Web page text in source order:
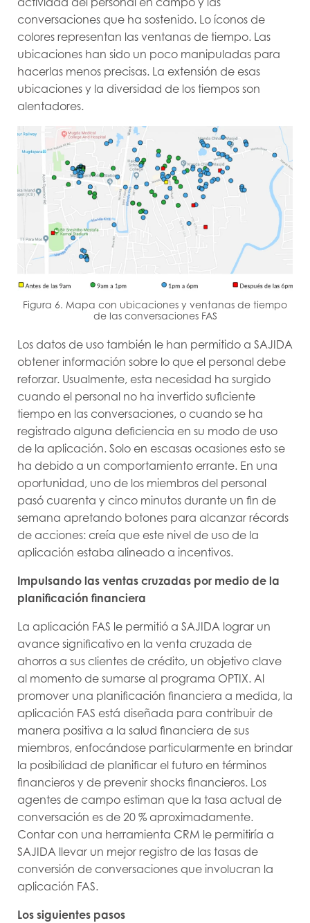
conversaciones que ha sostenido. Lo íconos de
colores representan las ventanas de tiempo. Las
ubicaciones han sido un poco manipuladas para
hacerlas menos precisas. La extensión de esas
ubicaciones y la diversidad de los tiempos son
alentadores.
Figura 6. Mapa con ubicaciones y ventanas de tiempo
de las conversaciones FAS
Los datos de uso también le han permitido a SAJIDA
obtener información sobre lo que el personal debe
reforzar. Usualmente, esta necesidad ha surgido
cuando el personal no ha invertido suficiente
tiempo en las conversaciones, o cuando se ha
registrado alguna deficiencia en su modo de uso
de la aplicación. Solo en escasas ocasiones esto se
ha debido a un comportamiento errante. En una
oportunidad, uno de los miembros del personal
pasó cuarenta y cinco minutos durante un fin de
semana apretando botones para alcanzar récords
de acciones: creía que este nivel de uso de la
aplicación estaba alineado a incentivos.
Impulsando las ventas cruzadas por medio de la
planificación financiera
La aplicación FAS le permitió a SAJIDA lograr un
avance significativo en la venta cruzada de
ahorros a sus clientes de crédito, un objetivo clave
al momento de sumarse al programa OPTIX. Al
promover una planificación financiera a medida, la
aplicación FAS está diseñada para contribuir de
manera positiva a la salud financiera de sus
miembros, enfocándose particularmente en brindar
la posibilidad de planificar el futuro en términos
financieros y de prevenir shocks financieros. Los
agentes de campo estiman que la tasa actual de
conversación es de 20 % aproximadamente.
Contar con una herramienta CRM le permitiría a
SAJIDA llevar un mejor registro de las tasas de
conversión de conversaciones que involucran la
aplicación FAS.
Los siguientes pasos